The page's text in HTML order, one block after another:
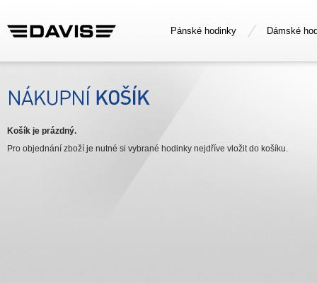
Pánské hodinky Dámské
Košík je prázdný.
Pro objednání zboží je nutné si vybrané hodinky nejdříve vložit do košíku.